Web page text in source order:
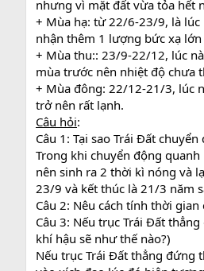
nhưng vì mặt đất vừa tỏa hết
+ Mùa hạ: từ 22/6-23/9, là lúc
nhận thêm 1 lượng bức xạ
+ Mùa thu:: 23/9-22/12, lúc
mùa trước nên nhiệt độ chưa
+ Mùa đông: 22/12-21/3, lúc
trở nên rất lạnh.
Câu hỏi:
Câu 1: Tại sao Trái Đất
Trong khi chuyển động
nên sinh ra 2 thời kì nóng và
23/9 và kết thúc là 21/3 năm
Câu 2: Nêu cách tính thời
Câu 3: Nếu trục Trái Đất
khí hậu sẽ như thế nào?)
Nếu trục Trái Đất thẳng đứng